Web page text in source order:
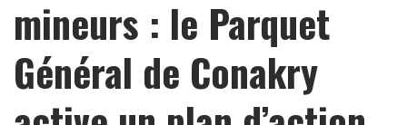
mineurs : le Parquet
Général de Conakry